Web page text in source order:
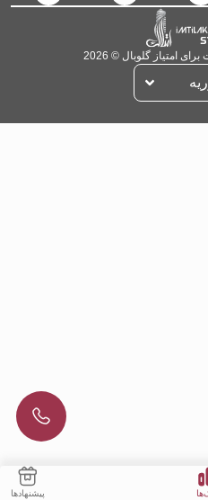
پیشنهادها
امتیاز گلوبال © 2026